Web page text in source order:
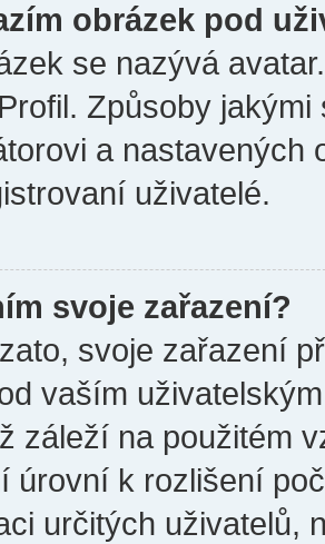
obrázek pod
se nazývá
Způsoby
a nastavených
uživatelé.
svoje zařazení?
svoje zařazení
vaším
záleží na použitém
úrovní k rozlišení
určitých uživatelů,